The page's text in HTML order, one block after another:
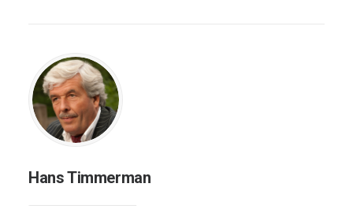
Hans Timmerman